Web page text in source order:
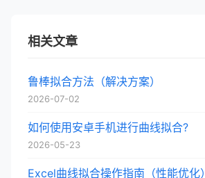
相关文章
鲁棒拟合方法（解决方案）
2026-07-02
如何使用安卓手机进行曲线拟合?
2026-05-23
Excel曲线拟合操作指南（性能优化）